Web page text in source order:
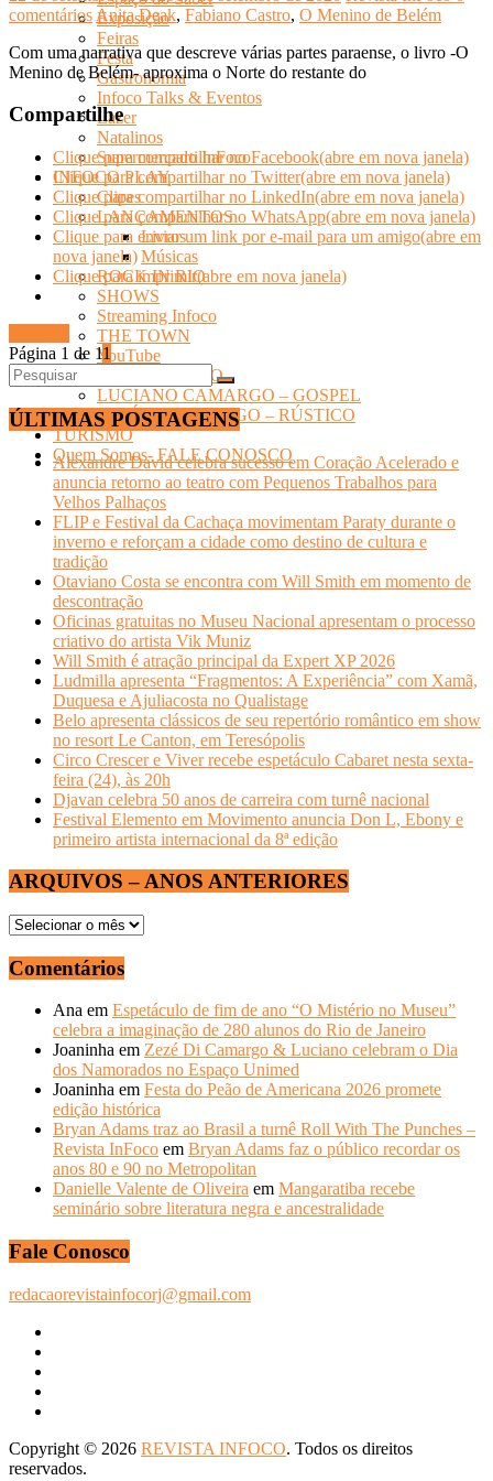
Exposição
Feiras
Festa
Gastronomia
Infoco Talks & Eventos
Lazer
Natalinos
Supermercado InFoco
INFOCO PLAY
Clipes
LANÇAMENTOS
Livros
Músicas
ROCK IN RIO
SHOWS
Streaming Infoco
THE TOWN
YouTube
INFOCO SERTANEJO
LUCIANO CAMARGO – GOSPEL
ZEZÉ DI CAMARGO – RÚSTICO
TURISMO
Quem Somos- FALE CONOSCO
comentários Anita Deak, Fabiano Castro, O Menino de Belém
Com uma narrativa que descreve várias partes paraense, o livro -O
Menino de Belém- aproxima o Norte do restante do
Compartilhe
Clique para compartilhar no Facebook(abre em nova janela)
Clique para compartilhar no Twitter(abre em nova janela)
Clique para compartilhar no LinkedIn(abre em nova janela)
Clique para compartilhar no WhatsApp(abre em nova janela)
Clique para enviar um link por e-mail para um amigo(abre em
nova janela)
Clique para imprimir(abre em nova janela)
Página 1 de 11
ÚLTIMAS POSTAGENS
Alexandre David celebra sucesso em Coração Acelerado e
anuncia retorno ao teatro com Pequenos Trabalhos para
Velhos Palhaços
FLIP e Festival da Cachaça movimentam Paraty durante o
inverno e reforçam a cidade como destino de cultura e
tradição
Otaviano Costa se encontra com Will Smith em momento de
descontração
Oficinas gratuitas no Museu Nacional apresentam o processo
criativo do artista Vik Muniz
Will Smith é atração principal da Expert XP 2026
Ludmilla apresenta “Fragmentos: A Experiência” com Xamã,
Duquesa e Ajuliacosta no Qualistage
Belo apresenta clássicos de seu repertório romântico em show
no resort Le Canton, em Teresópolis
Circo Crescer e Viver recebe espetáculo Cabaret nesta sexta-
feira (24), às 20h
Djavan celebra 50 anos de carreira com turnê nacional
Festival Elemento em Movimento anuncia Don L, Ebony e
primeiro artista internacional da 8ª edição
ARQUIVOS – ANOS ANTERIORES
ARQUIVOS
ANOS
ANTERIORES
Comentários
Ana em Espetáculo de fim de ano “O Mistério no Museu”
celebra a imaginação de 280 alunos do Rio de Janeiro
Joaninha em Zezé Di Camargo & Luciano celebram o Dia
dos Namorados no Espaço Unimed
Joaninha em Festa do Peão de Americana 2026 promete
edição histórica
Bryan Adams traz ao Brasil a turnê Roll With The Punches –
Revista InFoco em Bryan Adams faz o público recordar os
anos 80 e 90 no Metropolitan
Danielle Valente de Oliveira em Mangaratiba recebe
seminário sobre literatura negra e ancestralidade
Fale Conosco
redacaorevistainfocorj@gmail.com
Copyright © 2026 REVISTA INFOCO. Todos os direitos
reservados.